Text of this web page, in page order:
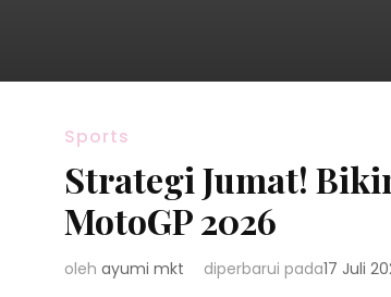
Sports
Strategi Jumat!
MotoGP 2026
oleh ayumi mkt diperbarui pada17 Juli